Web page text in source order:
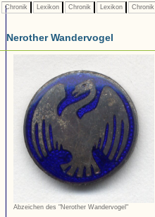
Chronik Lexikon Chronik Lexikon Chronik
Nerother Wandervogel
Abzeichen des "Nerother Wandervogel"